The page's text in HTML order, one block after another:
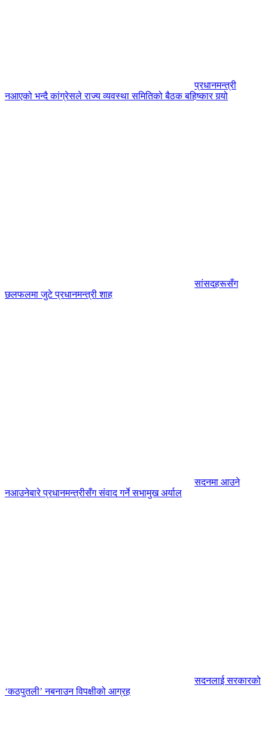
प्रधानमन्त्री
नआएको भन्दै कांग्रेसले राज्य व्यवस्था समितिको बैठक बहिष्कार गर्‍यो
सांसदहरूसँग
छलफलमा जुटे प्रधानमन्त्री शाह
सदनमा आउने
नआउनेबारे प्रधानमन्त्रीसँग संवाद गर्ने सभामुख अर्याल
सदनलाई सरकारको
‘कठपुतली’ नबनाउन विपक्षीको आग्रह